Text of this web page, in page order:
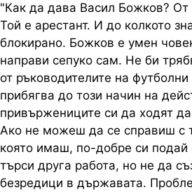
"Как да дава Васил Божков? От
Той е арестант. И до колкото
блокирано. Божков е умен
направи сепуко сам. Не би
от ръководителите на
прибягва до този начин на
привържениците си да ходят да
Ако не можеш да се справиш с
която имаш, по-добре си подай
търси друга работа, но не да
безредици в държавата.